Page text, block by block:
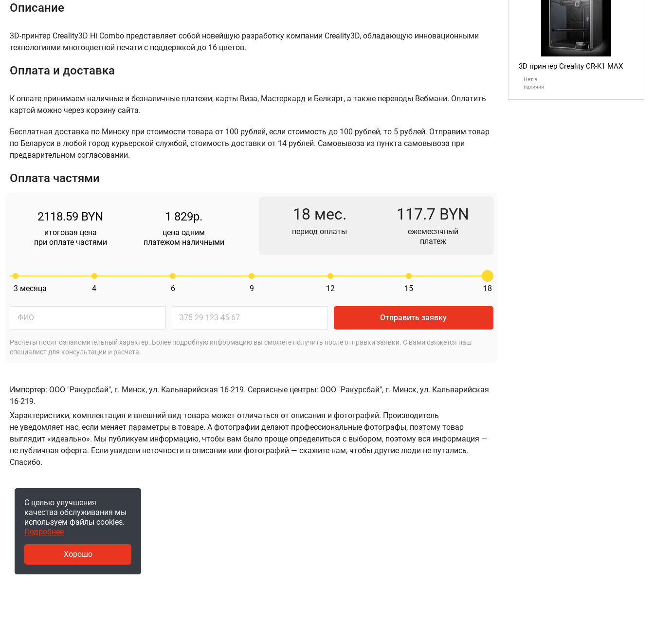
Описание
3D-принтер Creality3D Hi Combo представляет собой новейшую разработку компании Creality3D, обладающую инновационными
технологиями многоцветной печати с поддержкой до 16 цветов.
Оплата и доставка
К оплате принимаем наличные и безналичные платежи, карты Виза, Мастеркард и Белкарт, а также переводы Вебмани. Оплатить
картой можно через корзину сайта.
Бесплатная доставка по Минску при стоимости товара от 100 рублей, если стоимость до 100 рублей, то 5 рублей. Отправим товар
по Беларуси в любой город курьерской службой, стоимость доставки от 14 рублей. Самовывоза из пункта самовывоза при
предварительном согласовании.
Оплата частями
2118.59 BYN
итоговая цена
при оплате частями
1 829р.
цена одним
платежом наличными
18 мес.
период оплаты
117.7 BYN
ежемесячный
платеж
18
15
12
9
6
4
3 месяца
Отправить заявку
Расчеты носят ознакомительный характер. Более подробную информацию вы сможете получить после отправки заявки. С вами свяжется наш
специалист для консультации и расчета.
Импортер: ООО "Ракурсбай", г. Минск, ул. Кальварийская 16-219. Сервисные центры: ООО "Ракурсбай", г. Минск, ул. Кальварийская
16-219.
Характеристики, комплектация и внешний вид товара может отличаться от описания и фотографий. Производитель
не уведомляет нас, если меняет параметры в товаре. А фотографии делают профессиональные фотографы, поэтому товар
выглядит «идеально». Мы публикуем информацию, чтобы вам было проще определиться с выбором, поэтому вся информация —
не публичная оферта. Если увидели неточности в описании или фотографий — скажите нам, чтобы другие люди не путались.
Спасибо.
3D принтер Creality CR-K1 MAX
Нет в
наличии
С целью улучшения
качества обслуживания мы
используем файлы cookies.
Подробнее
Хорошо